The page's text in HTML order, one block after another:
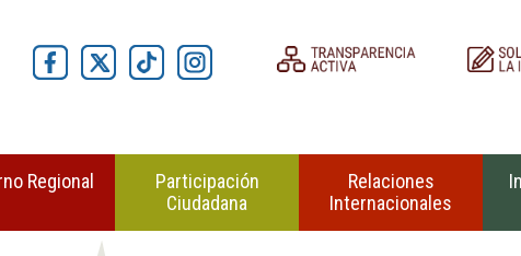
Regional
Participación
Ciudadana
Relaciones
Internacionales